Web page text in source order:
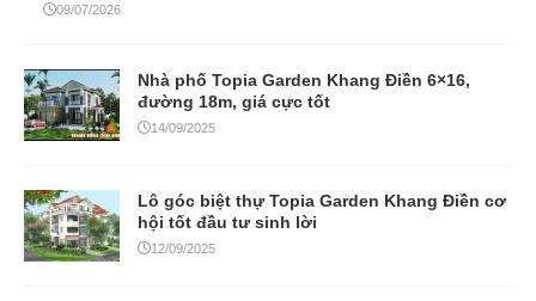
09/07/2026
Nhà phố Topia Garden Khang Điền 6×16,
đường 18m, giá cực tốt
14/09/2025
Lô góc biệt thự Topia Garden Khang Điền cơ
hội tốt đầu tư sinh lời
12/09/2025